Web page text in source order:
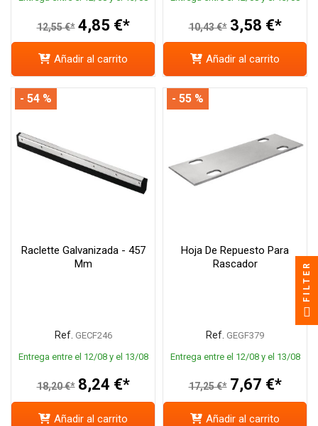
12,55 €* 4,85 €*
Añadir al carrito
10,43 €* 3,58 €*
Añadir al carrito
Raclette Galvanizada - 457
Mm
Ref. GECF246
Entrega entre el 12/08 y el 13/08
18,20 €* 8,24 €*
- 54 %
Añadir al carrito
Hoja De Repuesto Para
Rascador
Ref. GEGF379
Entrega entre el 12/08 y el 13/08
17,25 €* 7,67 €*
- 55 %
Añadir al carrito
FILTER